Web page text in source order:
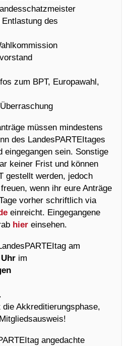
des
zum BPT, Europawahl,
müssen mindestens
des LandesPARTEItages
eingegangen sein. Sonstige
keiner Frist und können
gestellt werden, jedoch
wenn ihr eure Anträge
vorher schriftlich via
einreicht. Eingegangene
hier einsehen.
am
im
.
Akkreditierungsphase,
angedachte